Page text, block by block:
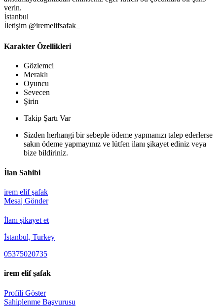
verin.
İstanbul
İletişim @iremelifsafak_
Karakter Özellikleri
Gözlemci
Meraklı
Oyuncu
Sevecen
Şirin
Takip Şartı Var
Sizden herhangi bir sebeple ödeme yapmanızı talep ederlerse
sakın ödeme yapmayınız ve lütfen ilanı şikayet ediniz veya
bize bildiriniz.
İlan Sahibi
irem elif şafak
Mesaj Gönder
İlanı şikayet et
İstanbul, Turkey
05375020735
irem elif şafak
Profili Göster
Sahiplenme Başvurusu